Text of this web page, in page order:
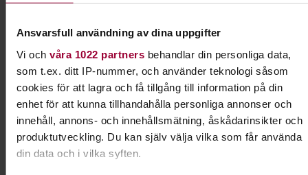
Ansvarsfull användning av dina uppgifter
Vi och våra 1022 partnersbehandlar din personliga data,
som t.ex. ditt IP-nummer, och använder teknologi såsom
cookies för att lagra och få tillgång till information på din
enhet för att kunna tillhandahålla personliga annonser och
innehåll, annons- och innehållsmätning, åskådarinsikter och
produktutveckling. Du kan själv välja vilka som får använda
din data och i vilka syften.
I ert arbete med att starta en förening kan ni
jobba med boken "Föreningen - från idé till
praktik". Här lär ni er grunderna i
föreningskunskap.
Läs mer om ämnet